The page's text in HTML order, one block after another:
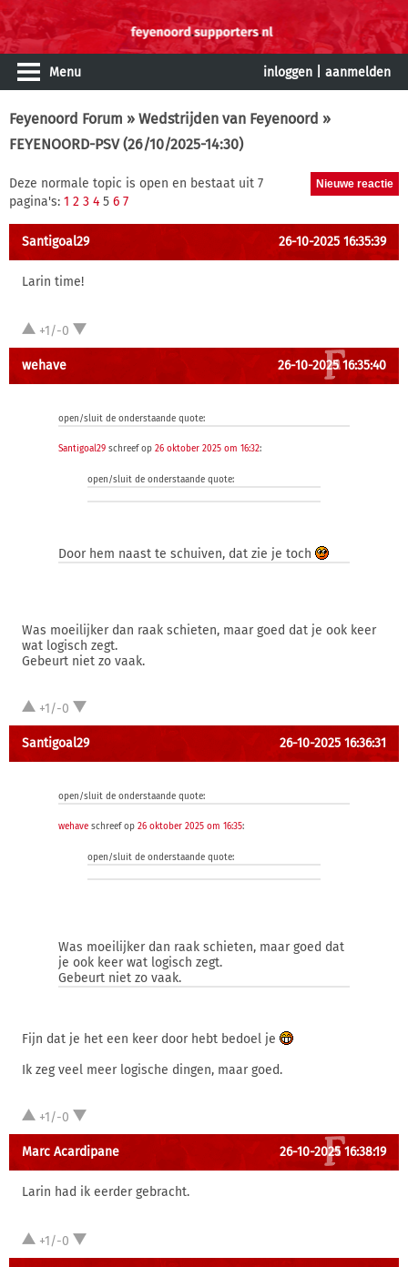
Menu inloggen aanmelden
Feyenoord Forum » Wedstrijden van Feyenoord »
FEYENOORD-PSV (26/10/2025-14:30)
Deze normale topic is open en bestaat uit 7
pagina's: 1 2 3 4 5 6 7
Santigoal29 26-10-2025 16:35:39
Larin time!
+1/-0
wehave 26-10-2025 16:35:40
open/sluit de onderstaande quote:
Santigoal29 schreef op 26 oktober 2025 om 16:32:
open/sluit de onderstaande quote:
Door hem naast te schuiven, dat zie je toch
Was moeilijker dan raak schieten, maar goed dat je ook keer
wat logisch zegt.
Gebeurt niet zo vaak.
+1/-0
Santigoal29 26-10-2025 16:36:31
open/sluit de onderstaande quote:
wehave schreef op 26 oktober 2025 om 16:35:
open/sluit de onderstaande quote:
Was moeilijker dan raak schieten, maar goed dat
je ook keer wat logisch zegt.
Gebeurt niet zo vaak.
Fijn dat je het een keer door hebt bedoel je
Ik zeg veel meer logische dingen, maar goed.
+1/-0
Marc Acardipane 26-10-2025 16:38:19
Larin had ik eerder gebracht.
+1/-0